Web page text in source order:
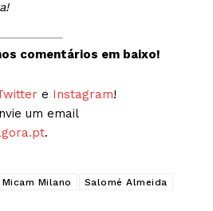
comentários em baixo!
e Instagram!
um email
.
Micam Milano
Salomé Almeida